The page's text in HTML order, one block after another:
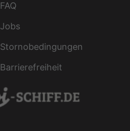
FAQ
Jobs
Stornobedingungen
Barrierefreiheit